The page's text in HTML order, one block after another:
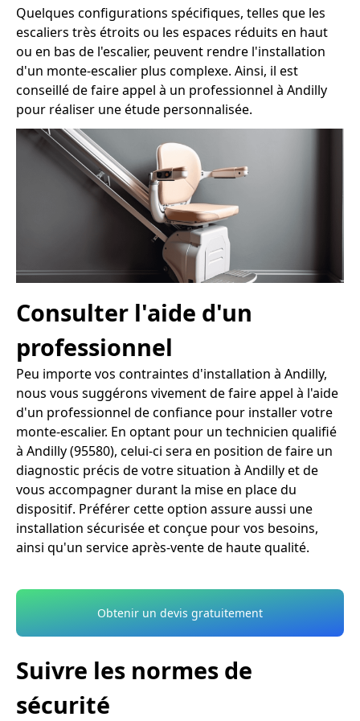
Quelques configurations spécifiques, telles que les
escaliers très étroits ou les espaces réduits en haut
ou en bas de l'escalier, peuvent rendre l'installation
d'un monte-escalier plus complexe. Ainsi, il est
conseillé de faire appel à un professionnel à Andilly
pour réaliser une étude personnalisée.
Consulter l'aide d'un
professionnel
Peu importe vos contraintes d'installation à Andilly,
nous vous suggérons vivement de faire appel à l'aide
d'un professionnel de confiance pour installer votre
monte-escalier. En optant pour un technicien qualifié
à Andilly (95580), celui-ci sera en position de faire un
diagnostic précis de votre situation à Andilly et de
vous accompagner durant la mise en place du
dispositif. Préférer cette option assure aussi une
installation sécurisée et conçue pour vos besoins,
ainsi qu'un service après-vente de haute qualité.
Obtenir un devis gratuitement
Suivre les normes de
sécurité